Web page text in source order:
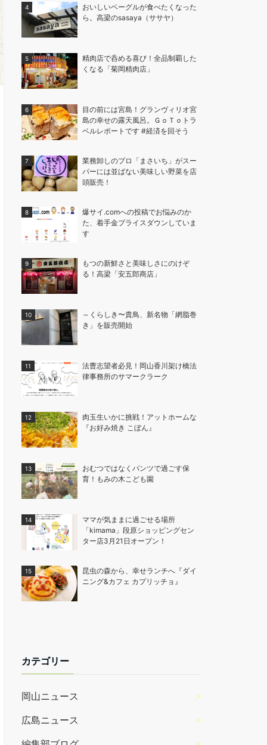
おいしいベーグルが食べたくなった
ら。高梁のsasaya（ササヤ）
精肉店で呑める喜び！全品制覇した
くなる「菊岡精肉店」
目の前には宮島！グランヴィリオ宮
島の幸せの露天風呂。ＧｏＴｏトラ
ベルレポートです #経済を回そう
業務卸しのプロ「まさいち」がスー
パーには並ばない美味しい野菜を店
頭販売！
爆サイ.comへの投稿でお悩みのか
た、着手金プライスダウンしていま
す
もつの新鮮さと美味しさにのけぞ
る！高梁「安五郎商店」
～くらしき〜貴鳥、新名物「網脂巻
き」を販売開始
法曹志望者必見！岡山香川架け橋法
律事務所のサマークラーク
肉玉生いかに挑戦！アットホームな
『お好み焼き こぼん』
おむつではなくパンツで過ごす保
育！もみの木こども園
ママが気ままに過ごせる場所
「kimama」段原ショッピングセン
ター店3月21日オープン！
昆虫の森から、幸せランチへ『ダイ
ニング&カフェ カプリッチョ』
カテゴリー
岡山ニュース
広島ニュース